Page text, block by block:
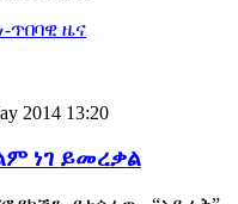
ጥበባዊ ዜና
2014 13:20
ነገ ይመረቃል